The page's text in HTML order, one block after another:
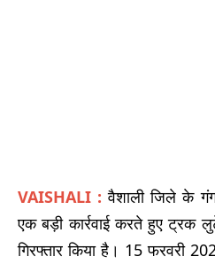
VAISHALI : वैशाली जिले के
एक बड़ी कार्रवाई करते हुए ट्रक
गिरफ्तार किया है। 15 फरवरी